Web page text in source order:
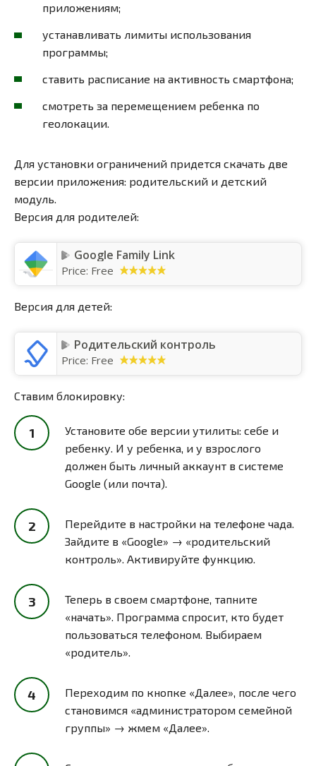
приложениям;
устанавливать лимиты использования
программы;
ставить расписание на активность смартфона;
смотреть за перемещением ребенка по
геолокации.
Для установки ограничений придется скачать две
версии приложения: родительский и детский
модуль.
Версия для родителей:
Google Family Link
Price: Free
Версия для детей:
Родительский контроль
Price: Free
Ставим блокировку:
Установите обе версии утилиты: себе и
ребенку. И у ребенка, и у взрослого
должен быть личный аккаунт в системе
Google (или почта).
Перейдите в настройки на телефоне чада.
Зайдите в «Google» → «родительский
контроль». Активируйте функцию.
Теперь в своем смартфоне, тапните
«начать». Программа спросит, кто будет
пользоваться телефоном. Выбираем
«родитель».
Переходим по кнопке «Далее», после чего
становимся «администратором семейной
группы» → жмем «Далее».